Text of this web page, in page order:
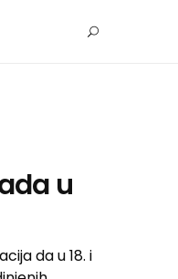
u
da u 18. i